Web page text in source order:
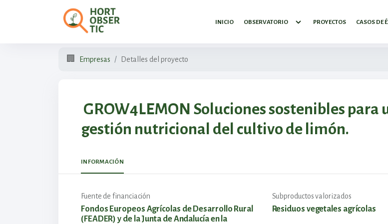
INICIO OBSERVATORIO PROYECTOS CASOS DE
🏢 Empresas Detalles del proyecto
GROW4LEMON Soluciones sostenibles para
gestión nutricional del cultivo de limón.
INFORMACIÓN
Fuente de financiación
Fondos Europeos Agrícolas de Desarrollo Rural
(FEADER) y de la Junta de Andalucía en la
Subproductos valorizados
Residuos vegetales agrícolas